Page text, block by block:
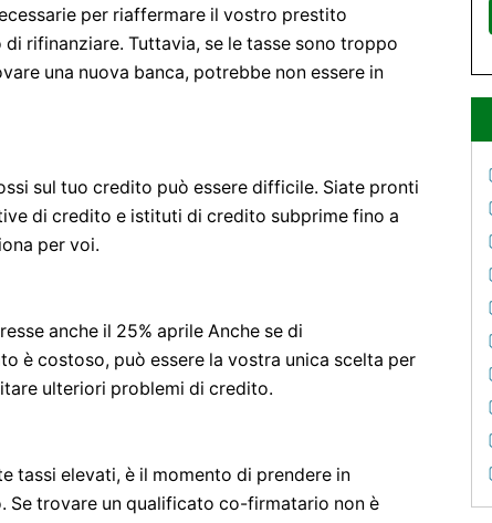
per riaffermare il vostro prestito
rifinanziare. Tuttavia, se le tasse sono troppo
una nuova banca, potrebbe non essere in
sul tuo credito può essere difficile. Siate pronti
di credito e istituti di credito subprime fino a
per voi.
anche il 25% aprile Anche se di
è costoso, può essere la vostra unica scelta per
ulteriori problemi di credito.
tassi elevati, è il momento di prendere in
Se trovare un qualificato co-firmatario non è